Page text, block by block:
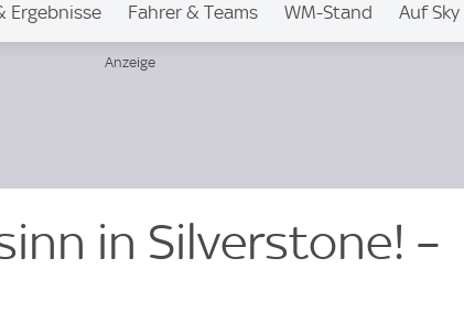
Ergebnisse Fahrer & Teams WM-Stand Auf Sky
in Silverstone! –